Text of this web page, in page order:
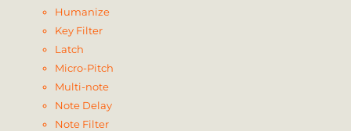
Humanize
Key Filter
Latch
Micro-Pitch
Multi-note
Note Delay
Note Filter